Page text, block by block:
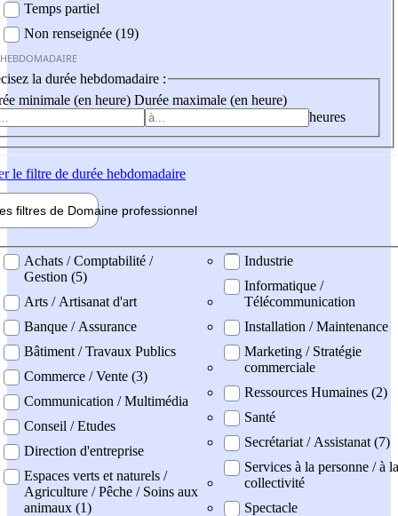
Temps partiel
Non renseignée (19)
la durée hebdomadaire :
minimale (en heure) Durée maximale (en heure)
heures
le filtre de durée hebdomadaire
filtres de Domaine professionnel
professionel
Achats / Comptabilité /
Gestion (5)
Arts / Artisanat d'art
Banque / Assurance
Bâtiment / Travaux Publics
Commerce / Vente (3)
Communication / Multimédia
Conseil / Etudes
Direction d'entreprise
Espaces verts et naturels /
Agriculture / Pêche / Soins aux
animaux (1)
Industrie
Informatique /
Télécommunication
Installation / Maintenance
Marketing / Stratégie
commerciale
Ressources Humaines (2)
Santé
Secrétariat / Assistanat (7)
Services à la personne / à la
collectivité
Spectacle